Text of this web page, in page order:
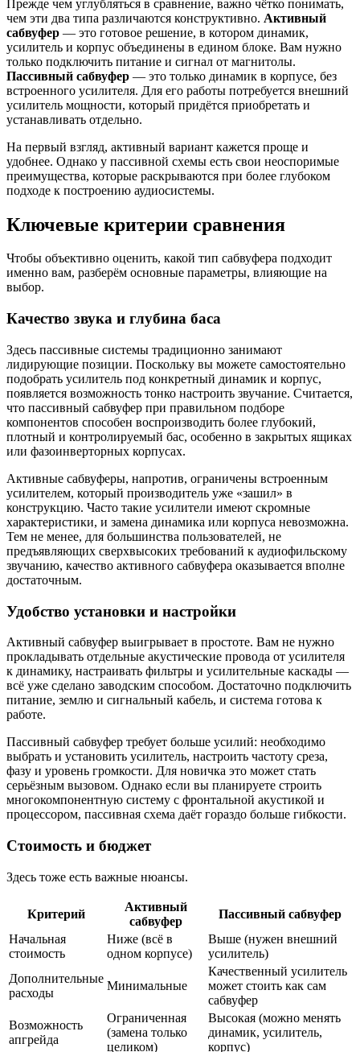
Прежде чем углубляться в сравнение, важно чётко понимать,
чем эти два типа различаются конструктивно. Активный
сабвуфер — это готовое решение, в котором динамик,
усилитель и корпус объединены в едином блоке. Вам нужно
только подключить питание и сигнал от магнитолы.
Пассивный сабвуфер — это только динамик в корпусе, без
встроенного усилителя. Для его работы потребуется внешний
усилитель мощности, который придётся приобретать и
устанавливать отдельно.
На первый взгляд, активный вариант кажется проще и
удобнее. Однако у пассивной схемы есть свои неоспоримые
преимущества, которые раскрываются при более глубоком
подходе к построению аудиосистемы.
Ключевые критерии сравнения
Чтобы объективно оценить, какой тип сабвуфера подходит
именно вам, разберём основные параметры, влияющие на
выбор.
Качество звука и глубина баса
Здесь пассивные системы традиционно занимают
лидирующие позиции. Поскольку вы можете самостоятельно
подобрать усилитель под конкретный динамик и корпус,
появляется возможность тонко настроить звучание. Считается,
что пассивный сабвуфер при правильном подборе
компонентов способен воспроизводить более глубокий,
плотный и контролируемый бас, особенно в закрытых ящиках
или фазоинверторных корпусах.
Активные сабвуферы, напротив, ограничены встроенным
усилителем, который производитель уже «зашил» в
конструкцию. Часто такие усилители имеют скромные
характеристики, и замена динамика или корпуса невозможна.
Тем не менее, для большинства пользователей, не
предъявляющих сверхвысоких требований к аудиофильскому
звучанию, качество активного сабвуфера оказывается вполне
достаточным.
Удобство установки и настройки
Активный сабвуфер выигрывает в простоте. Вам не нужно
прокладывать отдельные акустические провода от усилителя
к динамику, настраивать фильтры и усилительные каскады —
всё уже сделано заводским способом. Достаточно подключить
питание, землю и сигнальный кабель, и система готова к
работе.
Пассивный сабвуфер требует больше усилий: необходимо
выбрать и установить усилитель, настроить частоту среза,
фазу и уровень громкости. Для новичка это может стать
серьёзным вызовом. Однако если вы планируете строить
многокомпонентную систему с фронтальной акустикой и
процессором, пассивная схема даёт гораздо больше гибкости.
Стоимость и бюджет
Здесь тоже есть важные нюансы.
Критерий
Активный
сабвуфер
Пассивный сабвуфер
Начальная
стоимость
Ниже (всё в
одном корпусе)
Выше (нужен внешний
усилитель)
Дополнительные
расходы
Минимальные
Качественный усилитель
может стоить как сам
сабвуфер
Возможность
апгрейда
Ограниченная
(замена только
целиком)
Высокая (можно менять
динамик, усилитель,
корпус)